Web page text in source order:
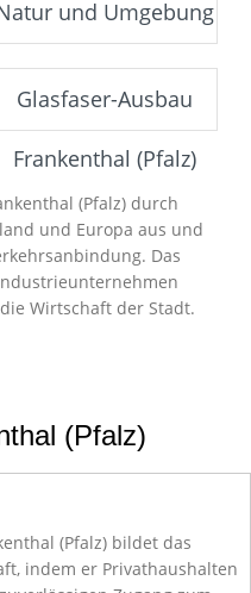
und Umgebung
Glasfaser-Ausbau
Frankenthal (Pfalz)
(Pfalz) durch
und Europa aus und
Das
Wirtschaft der Stadt.
(Pfalz)
(Pfalz) bildet das
indem er Privathaushalten